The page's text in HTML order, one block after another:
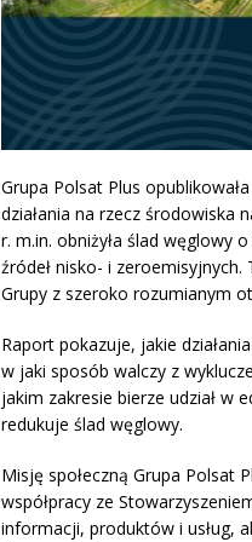
Grupa Polsat Plus
działania na rzecz środowiska
r. m.in. obniżyła ślad węglowy
źródeł nisko- i
Grupy z szeroko rozumianym
Raport pokazuje, jakie
w jaki sposób walczy z
jakim zakresie bierze udział w
redukuje ślad węglowy.
Misję społeczną Grupa Polsat
współpracy ze
informacji, produktów i usług,